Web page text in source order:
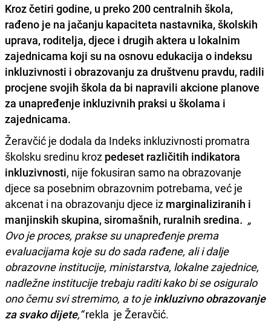
Kroz četiri godine, u preko200 centralnih škola,
rađeno je na jačanju kapaciteta nastavnika, školskih
uprava, roditelja, djece i drugih aktera u lokalnim
zajednicama koji su na osnovu edukacija o indeksu
inkluzivnosti i obrazovanju za društvenu pravdu, radili
procjene svojih škola da bi napravili akcione planove
za unapređenje inkluzivnih praksi u školama i
zajednicama.
Žeravčić je dodala da Indeks inkluzivnosti promatra
školsku sredinu kroz pedeset različitih indikatora
inkluzivnosti, nije fokusiran samo na obrazovanje
djece sa posebnim obrazovnim potrebama, već je
akcenat i na obrazovanju djece iz marginaliziranih i
manjinskih skupina, siromašnih, ruralnih sredina. „
Ovo je proces, prakse su unapređenje prema
evaluacijama koje su do sada rađene, ali i dalje
obrazovne institucije, ministarstva, lokalne zajednice,
nadležne institucije trebaju raditi kako bi se osiguralo
ono čemu svi stremimo, a to jeinkluzivno obrazovanje
za svako dijete,“rekla je Žeravčić.